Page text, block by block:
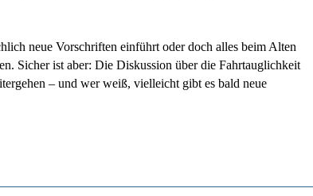
neue Vorschriften einführt oder doch alles beim Alten
Sicher ist aber: Die Diskussion über die Fahrtauglichkeit
– und wer weiß, vielleicht gibt es bald neue